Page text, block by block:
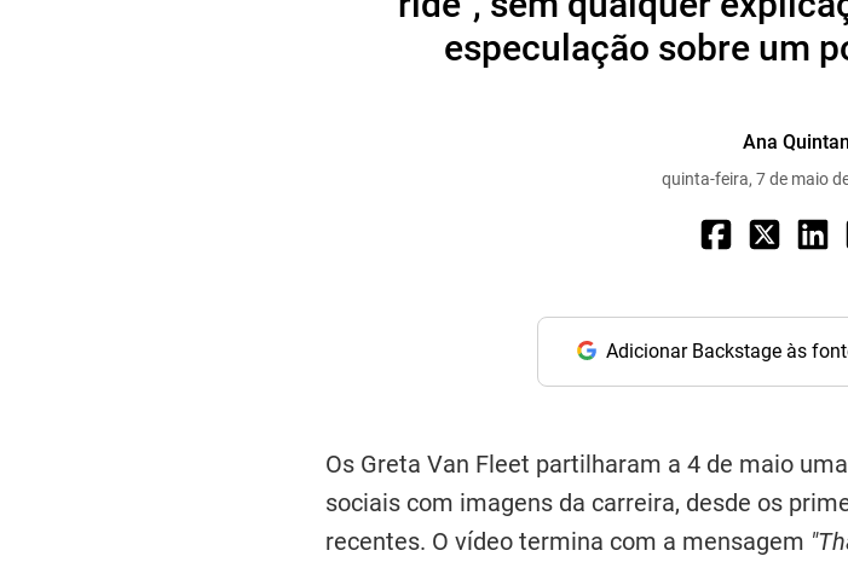
especulação sobre um
Ana
quinta-feira, 7 de maio
Adicionar Backstage às
Os Greta Van Fleet partilharam a 4 de maio
sociais com imagens da carreira, desde os
recentes. O vídeo termina com a mensagem